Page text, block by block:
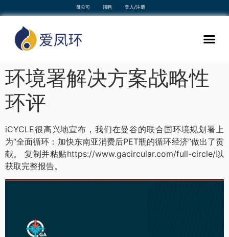
母公司 招聘 登入/注册
环境署解决方案战略性
环评
iCYCLE很高兴地宣布，我们在曼谷的联合国环境规划署上
为“全面循环：加快东南亚消费后PET瓶的循环经济”做出了贡
献。 复制并粘贴https://www.gacircular.com/full-circle/以
获取完整报告。